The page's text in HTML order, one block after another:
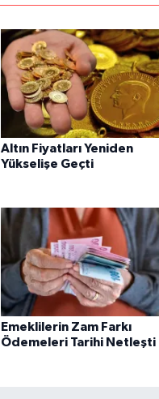
Altın Fiyatları Yeniden
Yükselişe Geçti
Emeklilerin Zam Farkı
Ödemeleri Tarihi Netleşti